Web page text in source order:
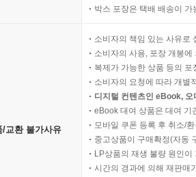
박스 포장은 택배 배송이
/교환 불가사유
소비자의 책임 있는 사유로
소비자의 사용, 포장 개봉
복제가 가능한 상품 등의
소비자의 요청에 따라 개별
디지털 컨텐츠인 eBook,
eBook 대여 상품은 대여 기
모바일 쿠폰 등록 후 취소/
중고상품이 구매확정(자동
LP상품의 재생 불량 원인
시간의 경과에 의해 재판매